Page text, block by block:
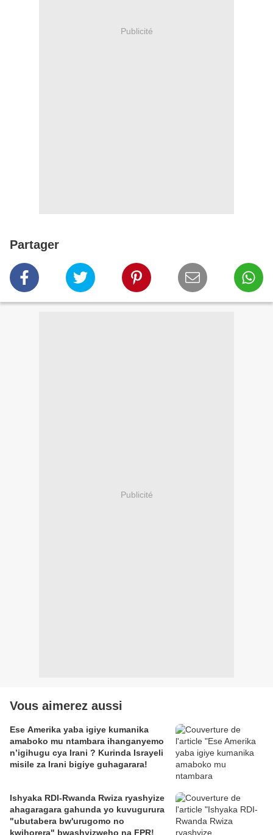
Publicité
Partager
Publicité
Vous aimerez aussi
Ese Amerika yaba igiye kumanika
amaboko mu ntambara ihanganyemo
n’igihugu cya Irani ? Kurinda Israyeli
misile za Irani bigiye guhagarara!
Ishyaka RDI-Rwanda Rwiza ryashyize
ahagaragara gahunda yo kuvugurura
"ubutabera bw'urugomo no
kwihorera" bwashyizweho na FPR!